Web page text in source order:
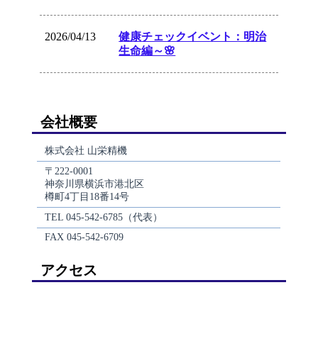
会社概要
株式会社 山栄精機
〒222-0001
神奈川県横浜市港北区
樽町4丁目18番14号
TEL 045-542-6785（代表）
FAX 045-542-6709
アクセス